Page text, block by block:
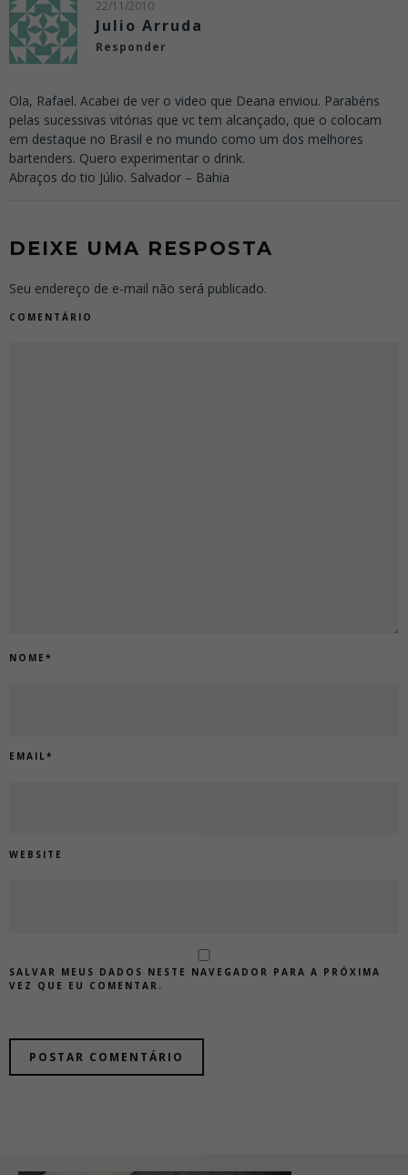
22/11/2010
Julio Arruda
Responder
Ola, Rafael. Acabei de ver o video que Deana enviou. Parabéns
pelas sucessivas vitórias que vc tem alcançado, que o colocam
em destaque no Brasil e no mundo como um dos melhores
bartenders. Quero experimentar o drink.
Abraços do tio Júlio. Salvador – Bahia
DEIXE UMA RESPOSTA
Seu endereço de e-mail não será publicado.
COMENTÁRIO
NOME *
EMAIL*
WEBSITE
SALVAR MEUS DADOS NESTE NAVEGADOR PARA A PRÓXIMA
VEZ QUE EU COMENTAR.